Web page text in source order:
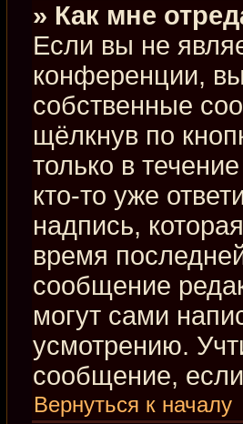
» Как мне
Если вы не
конференции,
собственные
щёлкнув по
только в
кто-то уже
надпись,
время
сообщение
могут сами
усмотрению.
сообщение, если
Вернуться к началу